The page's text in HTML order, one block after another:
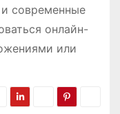
современные
онлайн-
или